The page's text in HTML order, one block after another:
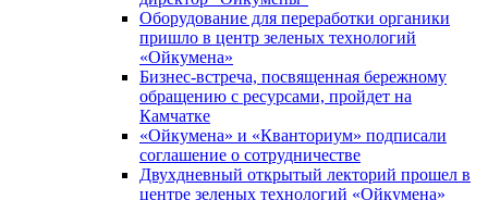
Оборудование для переработки органики
пришло в центр зеленых технологий
«Ойкумена»
Бизнес-встреча, посвященная бережному
обращению с ресурсами, пройдет на
Камчатке
«Ойкумена» и «Кванториум» подписали
соглашение о сотрудничестве
Двухдневный открытый лекторий прошел в
центре зеленых технологий «Ойкумена»